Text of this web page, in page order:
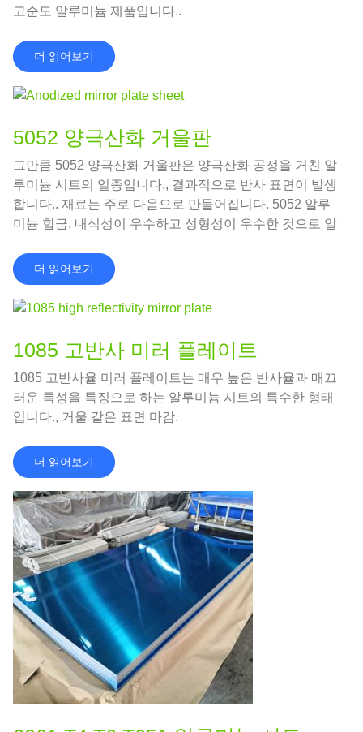
고순도 알루미늄 제품입니다..
더 읽어보기
5052 양극산화 거울판
그만큼 5052 양극산화 거울판은 양극산화 공정을 거친 알
루미늄 시트의 일종입니다., 결과적으로 반사 표면이 발생
합니다.. 재료는 주로 다음으로 만들어집니다. 5052 알루
미늄 합금, 내식성이 우수하고 성형성이 우수한 것으로 알
더 읽어보기
1085 고반사 미러 플레이트
1085 고반사율 미러 플레이트는 매우 높은 반사율과 매끄
러운 특성을 특징으로 하는 알루미늄 시트의 특수한 형태
입니다., 거울 같은 표면 마감.
더 읽어보기